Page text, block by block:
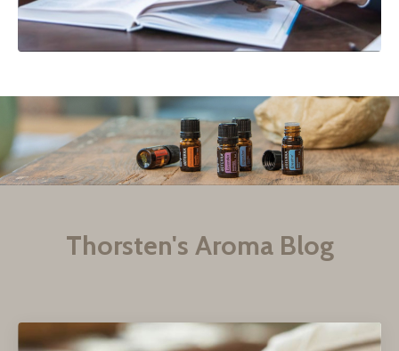
Thorsten's Aroma Blog